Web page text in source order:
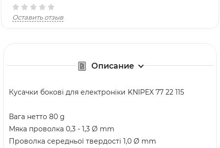
Оставить отзыв
Описание
Кусачки бокові для електроніки KNIPEX 77 22 115
Вага нетто 80 g
Мяка проволка 0,3 - 1,3 Ø mm
Проволка середньої твердості 1,0 Ø mm